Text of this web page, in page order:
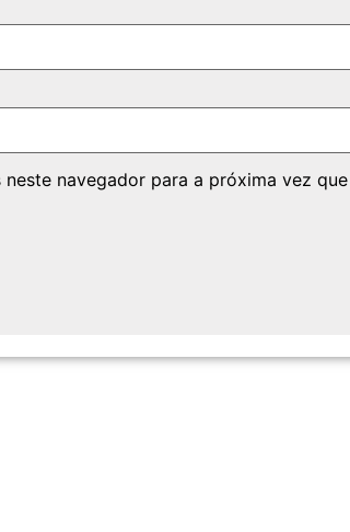
neste navegador para a próxima vez